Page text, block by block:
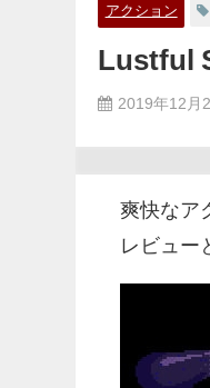
アクション
Lustful
2019年12月
爽快なア
レビュー